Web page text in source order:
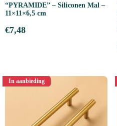
“PYRAMIDE” – Siliconen Mal –
11×11×6,5 cm
€7,48
In aanbieding